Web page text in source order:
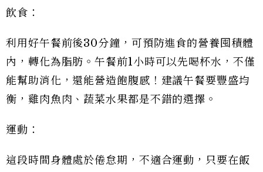
飲食：
利用好午餐前後30分鐘，可預防進食的營養囤積體
內，轉化為脂肪。午餐前1小時可以先喝杯水，不僅
能幫助消化，還能營造飽腹感！建議午餐要豐盛均
衡，雞肉魚肉、蔬菜水果都是不錯的選擇。
運動：
這段時間身體處於倦怠期，不適合運動，只要在飯